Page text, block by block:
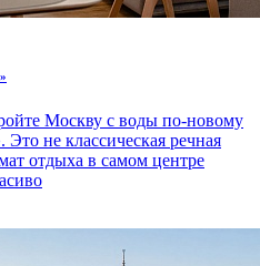
Москву с воды по-новому
не классическая речная
отдыха в самом центре